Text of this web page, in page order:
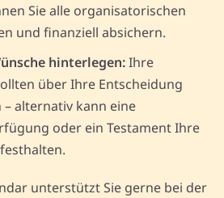
Sie alle organisatorischen
und finanziell absichern.
hinterlegen:Ihre
über Ihre Entscheidung
alternativ kann eine
oder ein Testament Ihre
unterstützt Sie gerne bei der